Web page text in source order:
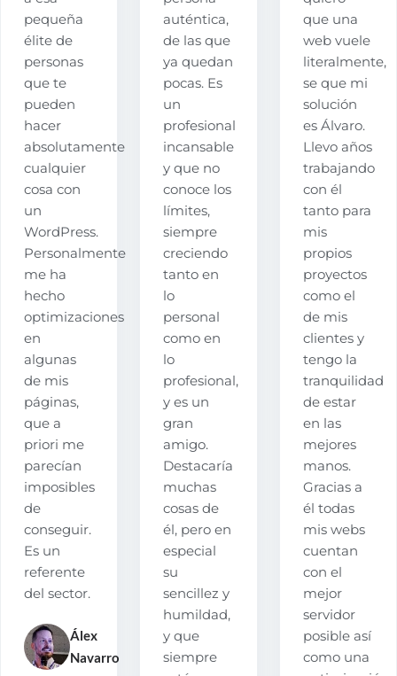
pequeña
élite de
personas
que te
pueden
hacer
absolutamente
cualquier
cosa con
un
WordPress.
Personalmente
me ha
hecho
optimizaciones
en
algunas
de mis
páginas,
que a
priori me
parecían
imposibles
de
conseguir.
Es un
referente
del sector.
Álex
Navarro
auténtica,
de las que
ya quedan
pocas. Es
un
profesional
incansable
y que no
conoce los
límites,
siempre
creciendo
tanto en
lo
personal
como en
lo
profesional,
y es un
gran
amigo.
Destacaría
muchas
cosas de
él, pero en
especial
su
sencillez y
humildad,
y que
siempre
que una
web vuele
literalmente,
se que mi
solución
es Álvaro.
Llevo años
trabajando
con él
tanto para
mis
propios
proyectos
como el
de mis
clientes y
tengo la
tranquilidad
de estar
en las
mejores
manos.
Gracias a
él todas
mis webs
cuentan
con el
mejor
servidor
posible así
como una